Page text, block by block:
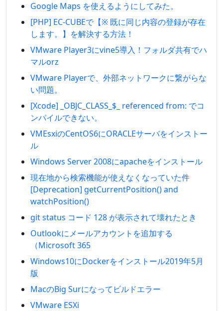
Google Maps を使えるようにしてみた。
[PHP] EC-CUBEで【※ 既に同じ内容の登録が存在
します。】を解決する方法！
VMware Player3にvine5導入！フォルダ共有でハ
マルorz
VMware Playerで、外部ネットワークに繋がらな
い問題。
[Xcode] _OBJC_CLASS_$_ referenced from: でコ
ンパイルできない。
VMEsxiのCentOS6にORACLEサーバをインストー
ル
Windows Server 2008にapacheをインストール
現在地から検索機能が使えなくなっていた件
[Deprecation] getCurrentPosition() and
watchPosition()
git status コード 128 が表示されて壊れたとき
Outlookにメールアカウントを追加する
（Microsoft 365
Windows10にDockerをインストール2019年5月
版
MacのBig Surになってビルドエラー
VMware ESXi